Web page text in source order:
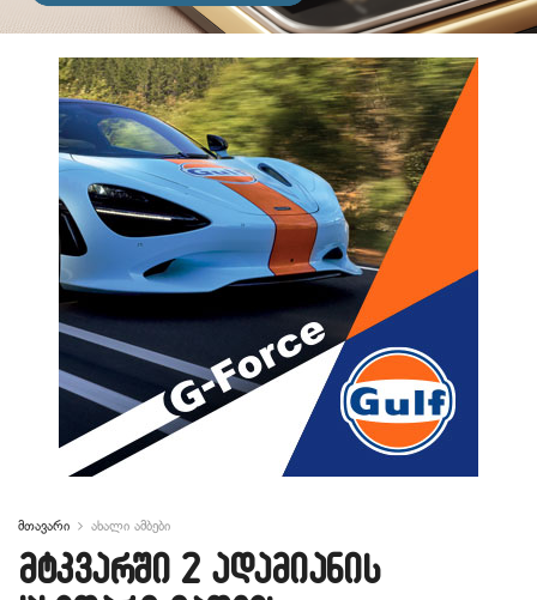
მთავარი ახალი ამბები
მტკვარში 2 ადამიანის